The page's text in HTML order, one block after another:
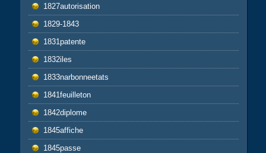
1827autorisation
1829-1843
1831patente
1832iles
1833narbonneetats
1841feuilleton
1842diplome
1845affiche
1845passe